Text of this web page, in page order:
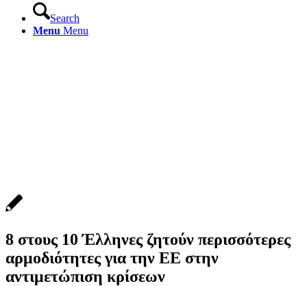
Search
Menu Menu
8 στους 10 Έλληνες ζητούν περισσότερες
αρμοδιότητες για την ΕΕ στην
αντιμετώπιση κρίσεων